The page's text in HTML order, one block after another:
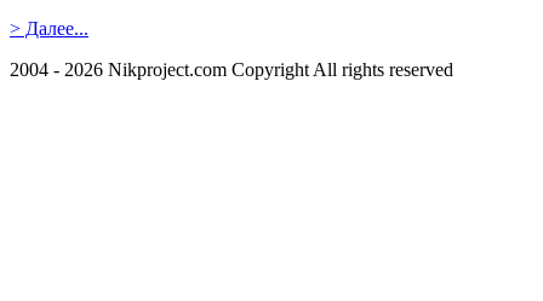
> Далее...
2004 - 2026 Nikproject.com Copyright All rights reserved